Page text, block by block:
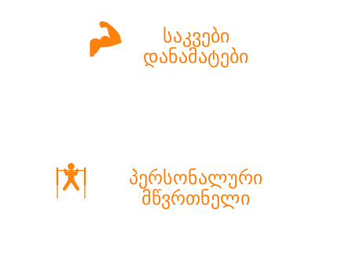
საკვები
დანამატები
პერსონალური
მწვრთნელი